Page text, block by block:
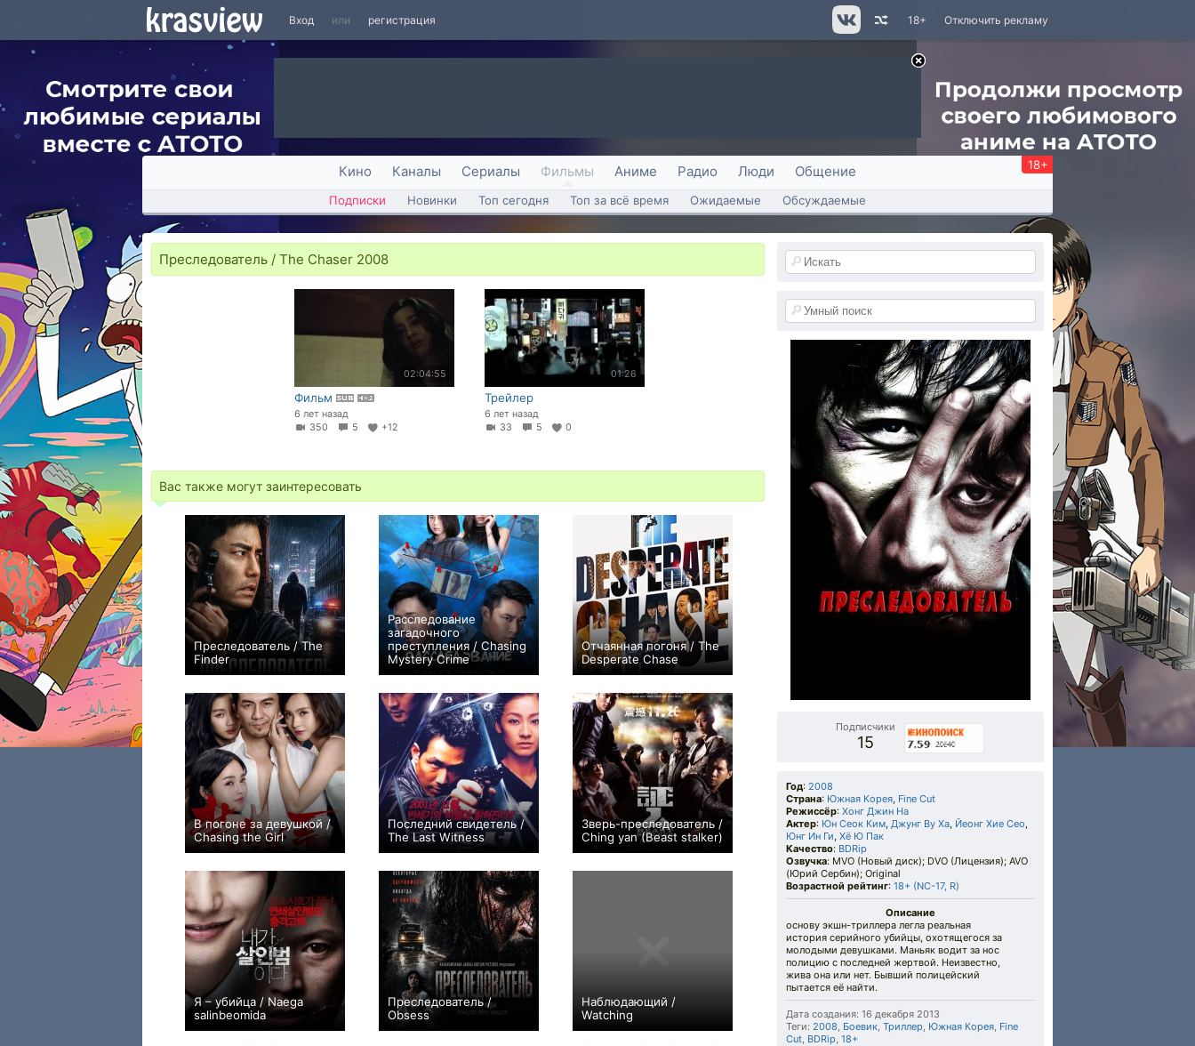
Вход или регистрация Отключить рекламу
18+
Кино Каналы Сериалы Фильмы Аниме Радио Люди Общение 18+
Подписки Новинки Топ сегодня Топ за всё время Ожидаемые Обсуждаемые
Преследователь / The Chaser 2008
02:04:55
Фильм
6 лет назад
350
5 +12
01:26
Трейлер
6 лет назад
33
5 0
Вас также могут заинтересовать
Преследователь / The
Finder
0
Расследование
загадочного
преступления / Chasing
Mystery Crime
0
Отчаянная погоня / The
Desperate Chase
+1
В погоне за девушкой /
Chasing the Girl
0
Последний свидетель /
The Last Witness
0
Зверь-преследователь /
Ching yan (Beast stalker)
0
Я – убийца / Naega
salinbeomida
+1
Преследователь /
Obsess
0
Наблюдающий /
Watching
+1
Подписчики
15
Год: 2008
Страна: Южная Корея, Fine Cut
Режиссёр: Хонг Джин На
Актер: Юн Сеок Ким, Джунг Ву Ха, Йеонг Хие Сео,
Юнг Ин Ги, Хё Ю Пак
Качество: BDRip
Озвучка: MVO (Новый диск); DVO (Лицензия); AVO
(Юрий Сербин); Original
Возрастной рейтинг: 18+ (NC-17, R)
Описание
основу экшн-триллера легла реальная
история серийного убийцы, охотящегося за
молодыми девушками. Маньяк водит за нос
полицию с последней жертвой. Неизвестно,
жива она или нет. Бывший полицейский
пытается её найти.
Дата создания: 16 декабря 2013
Теги: 2008, Боевик, Триллер, Южная Корея, Fine
Cut, BDRip, 18+